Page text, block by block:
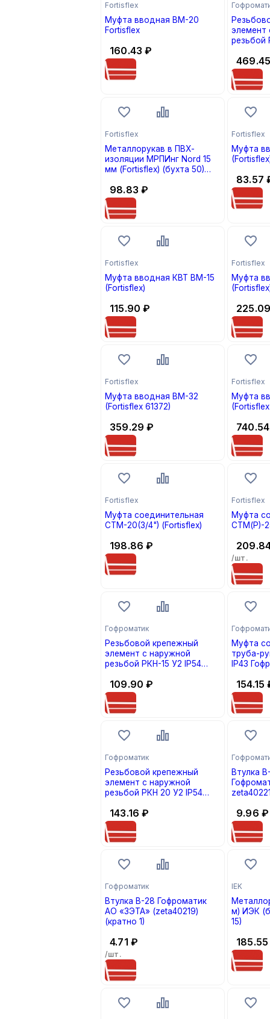
Fortisflex
Муфта вводная ВМ-20
Fortisflex
160.43 ₽
элемент
резьбой РКН 38/
«ЗЭТА»
1)
Fortisflex
Металлорукав в ПВХ-
изоляции МРПИнг Nord 15
мм (Fortisflex) (бухта 50)
98.83 ₽
Fortisflex
Муфта
83.57
Fortisflex
Муфта вводная КВТ ВМ-15
(Fortisflex)
115.90 ₽
Fortisflex
Муфта
Fortisflex
Муфта вводная ВМ-32
(Fortisflex 61372)
359.29 ₽
Fortisflex
Муфта
740.54
Fortisflex
Муфта соединительная
СТМ-20(3/4") (Fortisflex)
198.86 ₽
Fortisflex
Муфта
СТМ(Р)-
/шт.
Гофроматик
Резьбовой крепежный
элемент с наружной
резьбой РКН-15 У2 IP54
(кратно 1)
109.90 ₽
Муфта
труба-
IP43
154.15
Гофроматик
Резьбовой крепежный
элемент с наружной
резьбой РКН 20 У2 IP54
«ЗЭТА»
143.16 ₽
Втулка
9.96 ₽
Гофроматик
Втулка В-28 Гофроматик
АО «ЗЭТА» (zeta40219)
(кратно 1)
4.71 ₽
/шт.
IEK
м) ИЭК
15)
185.55